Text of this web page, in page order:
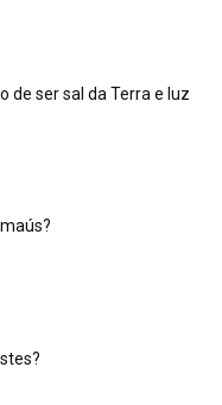
de ser sal da Terra e luz